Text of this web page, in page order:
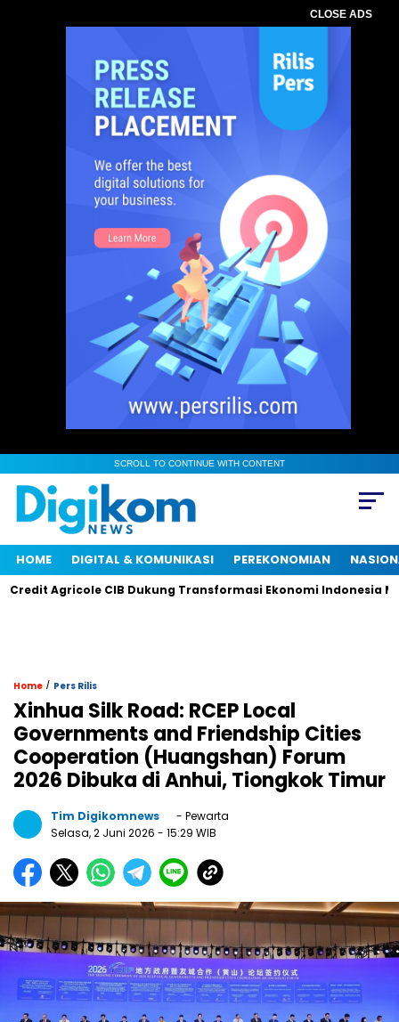
CLOSE ADS
SCROLL TO CONTINUE WITH CONTENT
HOME DIGITAL & KOMUNIKASI PEREKONOMIAN
Agricole CIB Dukung Transformasi Ekonomi Indonesia
Home / Pers Rilis
Xinhua Silk Road: RCEP Local
Governments and Friendship Cities
Cooperation (Huangshan) Forum
2026 Dibuka di Anhui, Tiongkok Timur
Tim Digikomnews
- Pewarta
Selasa, 2 Juni 2026 - 15:29 WIB